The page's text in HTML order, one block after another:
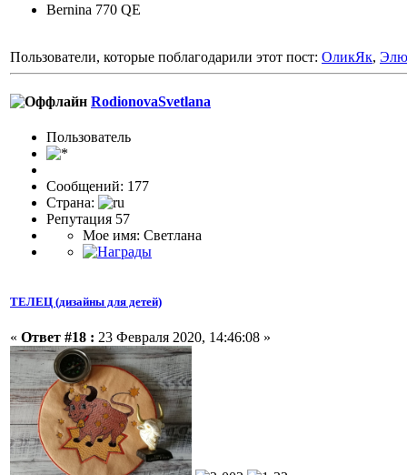
Bernina 770 QE
Пользователи, которые поблагодарили этот пост: ОликЯк,
RodionovaSvetlana
Пользовaтeль
Сообщений: 177
Страна:
Репутация 57
Мое имя: Светлана
ТЕЛЕЦ (дизайны для детей)
« Ответ #18 : 23 Февраля 2020, 14:46:08 »